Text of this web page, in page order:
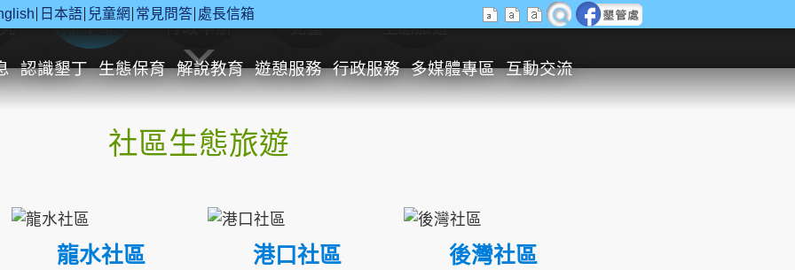
日本語 兒童網 常見問答 處長信箱
認識墾丁 生態保育 解說教育 遊憩服務 行政服務 多媒體專區 互動交流
休閒遊憩 行政申辦 兒童 生態旅遊
社區生態旅遊
龍水社區 港口社區 後灣社區